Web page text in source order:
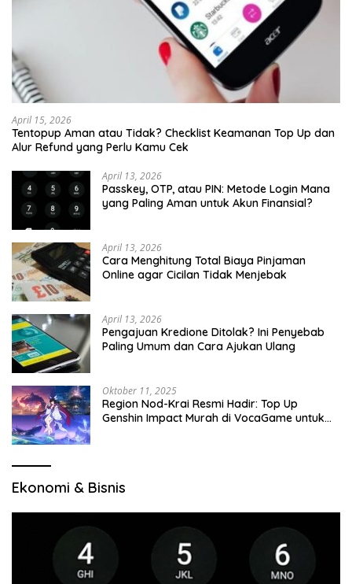
April 15, 2026
Tentopup Aman atau Tidak? Checklist Keamanan Top Up dan
Alur Refund yang Perlu Kamu Cek
April 13, 2026
Passkey, OTP, atau PIN: Metode Login Mana
yang Paling Aman untuk Akun Finansial?
April 13, 2026
Cara Menghitung Total Biaya Pinjaman
Online agar Cicilan Tidak Menjebak
April 13, 2026
Pengajuan Kredione Ditolak? Ini Penyebab
Paling Umum dan Cara Ajukan Ulang
Oktober 11, 2025
Region Nod-Krai Resmi Hadir: Top Up
Genshin Impact Murah di VocaGame untuk
Ekonomi & Bisnis